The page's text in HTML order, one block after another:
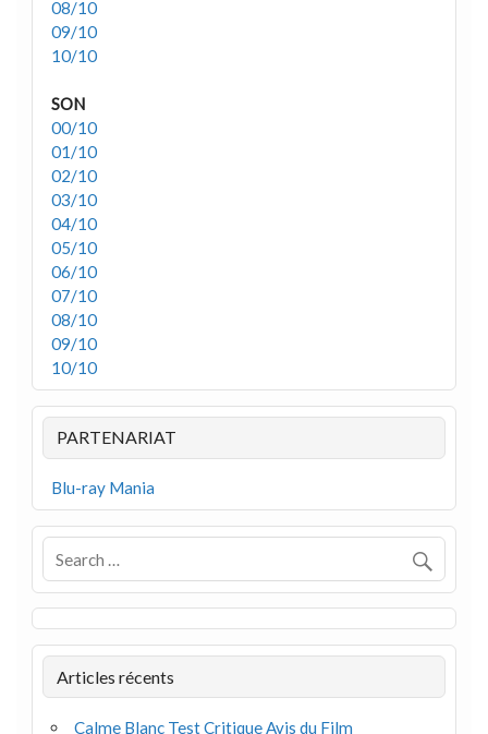
08/10
09/10
10/10
SON
00/10
01/10
02/10
03/10
04/10
05/10
06/10
07/10
08/10
09/10
10/10
PARTENARIAT
Blu-ray Mania
Articles récents
Calme Blanc Test Critique Avis du Film